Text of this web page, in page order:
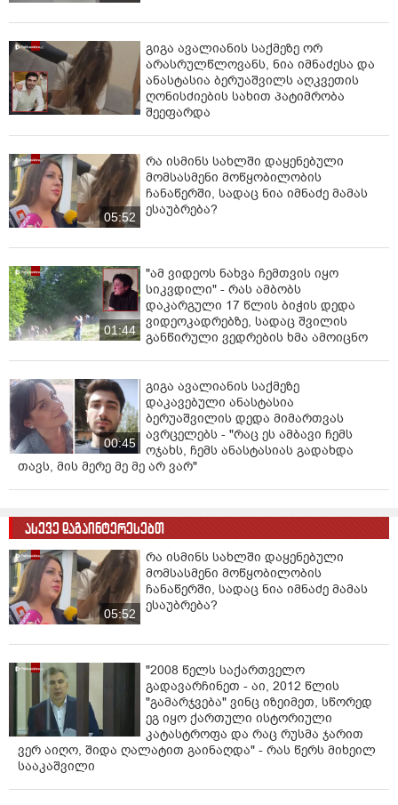
გიგა ავალიანის საქმეზე ორ
არასრულწლოვანს, ნია იმნაძესა და
ანასტასია ბერუაშვილს აღკვეთის
ღონისძიების სახით პატიმრობა
შეეფარდა
05:52
რა ისმინს სახლში დაყენებული
მომსასმენი მოწყობილობის
ჩანაწერში, სადაც ნია იმნაძე მამას
ესაუბრება?
01:44
"ამ ვიდეოს ნახვა ჩემთვის იყო
სიკვდილი" - რას ამბობს
დაკარგული 17 წლის ბიჭის დედა
ვიდეოკადრებზე, სადაც შვილის
განწირული ვედრების ხმა ამოიცნო
00:45
გიგა ავალიანის საქმეზე
დაკავებული ანასტასია
ბერუაშვილის დედა მიმართვას
ავრცელებს - "რაც ეს ამბავი ჩემს
ოჯახს, ჩემს ანასტასიას გადახდა
თავს, მის მერე მე მე არ ვარ"
ასევე დაგაინტერესებთ
05:52
რა ისმინს სახლში დაყენებული
მომსასმენი მოწყობილობის
ჩანაწერში, სადაც ნია იმნაძე მამას
ესაუბრება?
"2008 წელს საქართველო
გადავარჩინეთ - აი, 2012 წლის
"გამარჯვება" ვინც იზეიმეთ, სწორედ
ეგ იყო ქართული ისტორიული
კატასტროფა და რაც რუსმა ჯარით
ვერ აიღო, შიდა ღალატით გაინაღდა" - რას წერს მიხეილ
სააკაშვილი